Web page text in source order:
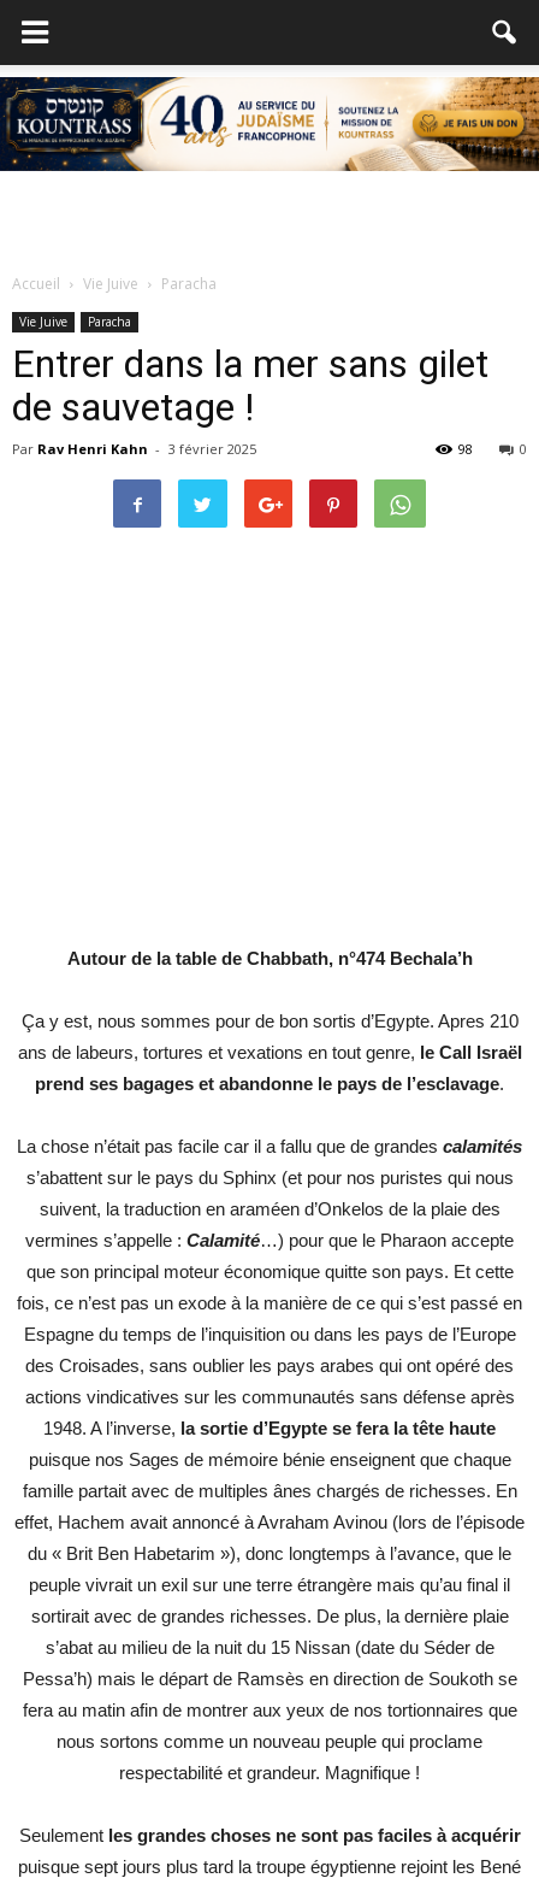
Accueil Vie Juive Paracha
Vie Juive Paracha
Entrer dans la mer sans gilet
de sauvetage !
Par Rav Henri Kahn - 3 février 2025 0
98
Autour de la table de Chabbath, n°474 Bechala’h
Ça y est, nous sommes pour de bon sortis d’Egypte. Apres 210
ans de labeurs, tortures et vexations en tout genre, le Call Israël
prend ses bagages et abandonne le pays de l’esclavage.
La chose n’était pas facile car il a fallu que de grandes calamités
s’abattent sur le pays du Sphinx (et pour nos puristes qui nous
suivent, la traduction en araméen d’Onkelos de la plaie des
vermines s’appelle : Calamité…) pour que le Pharaon accepte
que son principal moteur économique quitte son pays. Et cette
fois, ce n’est pas un exode à la manière de ce qui s’est passé en
Espagne du temps de l’inquisition ou dans les pays de l’Europe
des Croisades, sans oublier les pays arabes qui ont opéré des
actions vindicatives sur les communautés sans défense après
1948. A l’inverse, la sortie d’Egypte se fera la tête haute
puisque nos Sages de mémoire bénie enseignent que chaque
famille partait avec de multiples ânes chargés de richesses. En
effet, Hachem avait annoncé à Avraham Avinou (lors de l’épisode
du « Brit Ben Habetarim »), donc longtemps à l’avance, que le
peuple vivrait un exil sur une terre étrangère mais qu’au final il
sortirait avec de grandes richesses. De plus, la dernière plaie
s’abat au milieu de la nuit du 15 Nissan (date du Séder de
Pessa’h) mais le départ de Ramsès en direction de Soukoth se
fera au matin afin de montrer aux yeux de nos tortionnaires que
nous sortons comme un nouveau peuple qui proclame
respectabilité et grandeur. Magnifique !
Seulement les grandes choses ne sont pas faciles à acquérir
puisque sept jours plus tard la troupe égyptienne rejoint les Bené